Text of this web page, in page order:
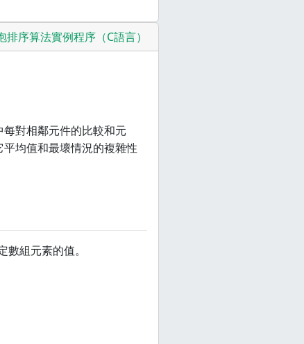
排序算法實例程序（C語言）
對相鄰元件的比較和元
均值和最壞情況的複雜性
組元素的值。